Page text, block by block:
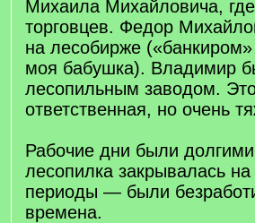
Михаила Михайловича,
торговцев. Федор
на лесобирже
моя бабушка). Владимир
лесопильным заводом.
ответственная, но очень
Рабочие дни были
лесопилка закрывалась
периоды — были
времена.